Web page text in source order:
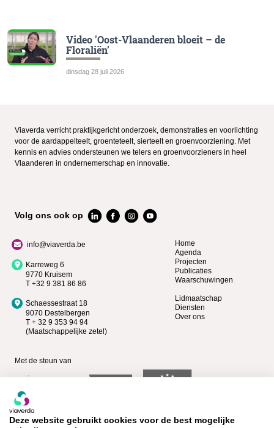
Video 'Oost-Vlaanderen bloeit – de
Floraliën’
dinsdag 28 juli 2026
Viaverda verricht praktijkgericht onderzoek, demonstraties en voorlichting
voor de aardappelteelt, groenteteelt, sierteelt en groenvoorziening. Met
kennis en advies ondersteunen we telers en groenvoorzieners in heel
Vlaanderen in ondernemerschap en innovatie.
Volg ons ook op
info@viaverda.be
Karreweg 6
9770 Kruisem
T +32 9 381 86 86
Schaessestraat 18
9070 Destelbergen
T + 32 9 353 94 94
(Maatschappelijke zetel)
Home
Agenda
Projecten
Publicaties
Waarschuwingen
Lidmaatschap
Diensten
Over ons
Met de steun van
Deze website gebruikt cookies voor de best mogelijke